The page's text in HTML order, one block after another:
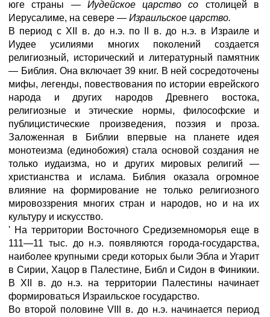
юге страны — Иудейское царство со столицей в
Иерусалиме, на севере — Израильское царство.
В период с XII в. до н.э. по II в. до н.э. в Израиле и
Иудее усилиями многих поколений создается
религиозный, исторический и литературный памятник
— Библия. Она включает 39 книг. В ней сосредоточены
мифы, легенды, повествования по истории еврейского
народа и других народов Древнего востока,
религиозные и этические нормы, философские и
публицистические произведения, поэзия и проза.
Заложенная в Библии впервые на планете идея
монотеизма (единобожия) стала основой создания не
только иудаизма, но и других мировых религий —
христианства и ислама. Библия оказала огромное
влияние на формирование не только религиозного
мировоззрения многих стран и народов, но и на их
культуру и искусство.
' На территории Восточного Средиземноморья еще в
111—11 тыс. до н.э. появляются города-государства,
наиболее крупными среди которых были Эбла и Угарит
в Сирии, Хацор в Палестине, Библ и Сидон в Финикии.
В XII в. до н.э. на территории Палестины начинает
формироваться Израильское государство.
Во второй половине VIII в. до н.э. начинается период